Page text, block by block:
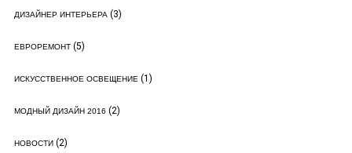
ДИЗАЙНЕР ИНТЕРЬЕРА (3)
ЕВРОРЕМОНТ(5)
ИСКУССТВЕННОЕ ОСВЕЩЕНИЕ (1)
МОДНЫЙ ДИЗАЙН 2016 (2)
НОВОСТИ(2)